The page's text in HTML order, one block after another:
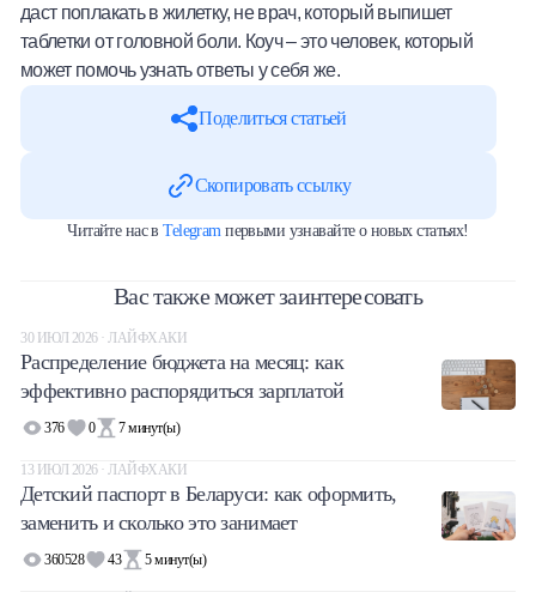
даст поплакать в жилетку, не врач, который выпишет
таблетки от головной боли. Коуч – это человек, который
может помочь узнать ответы у себя же.
Поделиться статьей
Скопировать ссылку
Читайте нас вTelegramпервыми узнавайте о новых статьях!
Вас также может заинтересовать
30 ИЮЛ 2026 · ЛАЙФХАКИ
Распределение бюджета на месяц: как
эффективно распорядиться зарплатой
376 0 7минут(ы)
13 ИЮЛ 2026 · ЛАЙФХАКИ
Детский паспорт в Беларуси: как оформить,
заменить и сколько это занимает
360528 43 5минут(ы)